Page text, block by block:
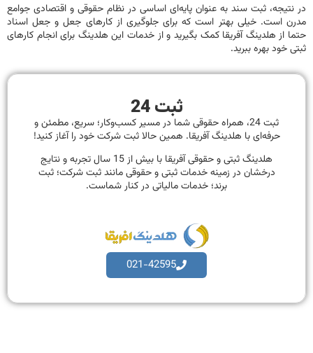
ثبت سند به عنوان پایه‌ای اساسی در نظام حقوقی و اقتصادی جوامع
است. خیلی بهتر است که برای جلوگیری از کارهای جعل و جعل اسناد
از هلدینگ آفریقا کمک بگیرید و از خدمات این هلدینگ برای انجام کارهای
خود بهره ببرید.
ثبت 24
ثبت 24، همراه حقوقی شما در مسیر کسب‌وکار؛ سریع، مطمئن و
حرفه‌ای با هلدینگ آفریقا. همین حالا ثبت شرکت خود را آغاز کنید!
هلدینگ ثبتی و حقوقی آفریقا با بیش از 15 سال تجربه و نتایج
درخشان در زمینه خدمات ثبتی و حقوقی مانند ثبت شرکت؛ ثبت
برند؛ خدمات مالیاتی در کنار شماست.
021-42595